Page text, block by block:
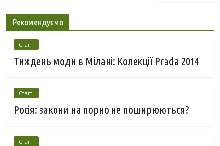
Рекомендуємо
Статті
Тиждень моди в Мілані: Колекції Prada 2014
Статті
Росія: закони на порно не поширюються?
Статті